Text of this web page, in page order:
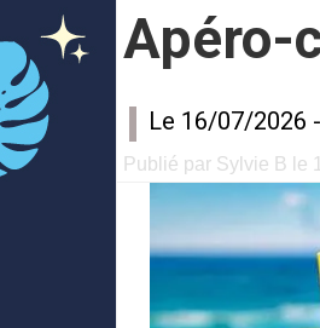
Apéro-
Le 16/07/2026 -
Publié par Sylvie B le